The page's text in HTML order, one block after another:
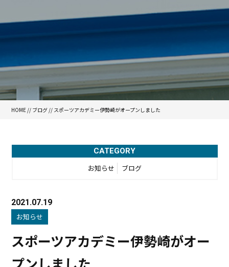
HOME // ブログ // スポーツアカデミー伊勢崎がオープンしました
CATEGORY
お知らせ ブログ
2021.07.19
お知らせ
スポーツアカデミー伊勢崎がオー
プンしました